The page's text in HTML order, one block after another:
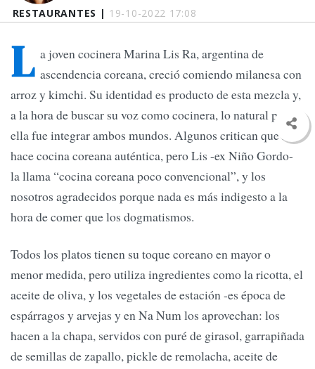
RESTAURANTES | 19-10-2022 17:08
L a joven cocinera Marina Lis Ra, argentina de
ascendencia coreana, creció comiendo milanesa con
arroz y kimchi. Su identidad es producto de esta mezcla y,
a la hora de buscar su voz como cocinera, lo natural para
ella fue integrar ambos mundos. Algunos critican que no
hace cocina coreana auténtica, pero Lis -ex Niño Gordo-
la llama “cocina coreana poco convencional”, y los
nosotros agradecidos porque nada es más indigesto a la
hora de comer que los dogmatismos.
Todos los platos tienen su toque coreano en mayor o
menor medida, pero utiliza ingredientes como la ricotta, el
aceite de oliva, y los vegetales de estación -es época de
espárragos y arvejas y en Na Num los aprovechan: los
hacen a la chapa, servidos con puré de girasol, garrapiñada
de semillas de zapallo, pickle de remolacha, aceite de